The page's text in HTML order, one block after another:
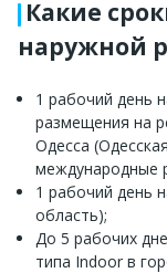
Какие
наружной
1 рабочий день
размещения на
Одесса
международные
1 рабочий день
область);
До 5 рабочих
типа Indoor в